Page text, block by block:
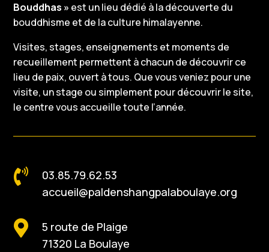
Bouddhas » est un lieu dédié à la découverte du
bouddhisme et de la culture himalayenne.
Visites, stages, enseignements et moments de
recueillement permettent à chacun de découvrir ce
lieu de paix, ouvert à tous. Que vous veniez pour une
visite, un stage ou simplement pour découvrir le site,
le centre vous accueille toute l’année.

03.85.79.62.53
accueil@paldenshangpalaboulaye.org

5 route de Plaige
71320 La Boulaye